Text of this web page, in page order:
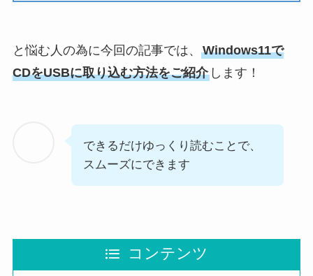
と悩む人の為に今回の記事では、 Windows11で
CDをUSBに取り込む方法をご紹介します！
できるだけゆっくり読むことで、
スムーズにできます
コンテンツ